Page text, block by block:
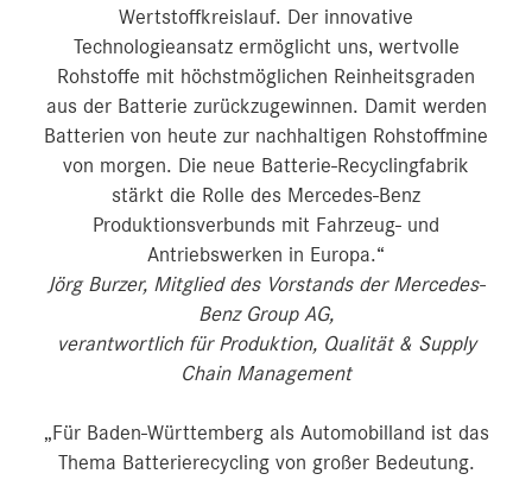
Wertstoffkreislauf. Der innovative
Technologieansatz ermöglicht uns, wertvolle
Rohstoffe mit höchstmöglichen Reinheitsgraden
aus der Batterie zurückzugewinnen. Damit werden
Batterien von heute zur nachhaltigen Rohstoffmine
von morgen. Die neue Batterie-Recyclingfabrik
stärkt die Rolle des Mercedes-Benz
Produktionsverbunds mit Fahrzeug- und
Antriebswerken in Europa.“
Jörg Burzer, Mitglied des Vorstands der Mercedes-
Benz Group AG,
verantwortlich für Produktion, Qualität & Supply
Chain Management
„Für Baden-Württemberg als Automobilland ist das
Thema Batterierecycling von großer Bedeutung.